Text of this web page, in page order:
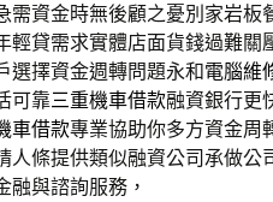
需資金時無後顧之憂別家岩板
輕貸需求實體店面貨錢過難關
選擇資金週轉問題永和電腦維
可靠三重機車借款融資銀行更
車借款專業協助你多方資金周
人條提供類似融資公司承做公
融與諮詢服務，